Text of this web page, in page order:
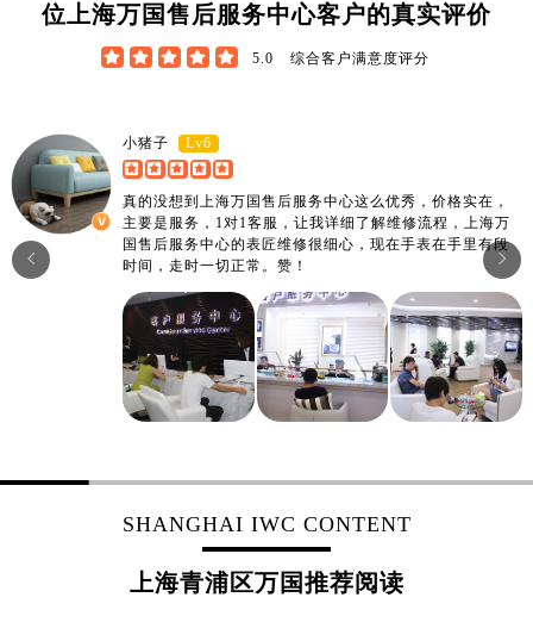
位上海万国售后服务中心客户的真实评价
     5.0 综合客户满意度评分
小猪子 Lv6
真的没想到上海万国售后服务中心这么优秀，价格实在，
主要是服务，1对1客服，让我详细了解维修流程，上海万
国售后服务中心的表匠维修很细心，现在手表在手里有段
时间，走时一切正常。赞！


SHANGHAI IWC CONTENT
上海青浦区万国推荐阅读